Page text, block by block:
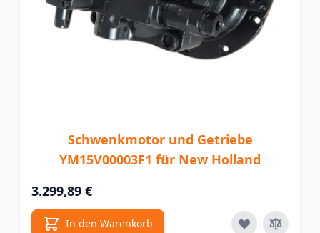
Schwenkmotor und Getriebe
YM15V00003F1 für New Holland
3.299,89 €
In den Warenkorb